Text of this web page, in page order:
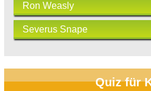
Ron Weasly
Severus Snape
Quiz für